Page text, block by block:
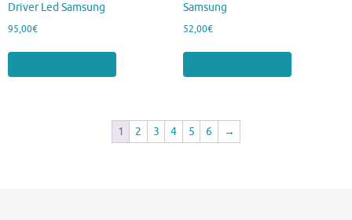
Driver Led Samsung
95,00€
Samsung
52,00€
1 2 3 4 5 6 →